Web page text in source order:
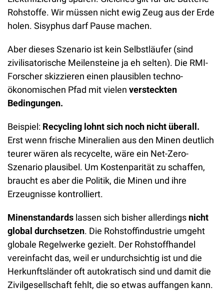
Rohstoffe. Wir müssen nicht ewig Zeug aus der Erde
holen. Sisyphus darf Pause machen.
Aber dieses Szenario ist kein Selbstläufer (sind
zivilisatorische Meilensteine ja eh selten). Die RMI-
Forscher skizzieren einen plausiblen techno-
ökonomischen Pfad mit vielen versteckten
Bedingungen.
Beispiel: Recycling lohnt sich noch nicht überall.
Erst wenn frische Mineralien aus den Minen deutlich
teurer wären als recycelte, wäre ein Net-Zero-
Szenario plausibel. Um Kostenparität zu schaffen,
braucht es aber die Politik, die Minen und ihre
Erzeugnisse kontrolliert.
Minenstandards lassen sich bisher allerdings nicht
global durchsetzen. Die Rohstoffindustrie umgeht
globale Regelwerke gezielt. Der Rohstoffhandel
vereinfacht das, weil er undurchsichtig ist und die
Herkunftsländer oft autokratisch sind und damit die
Zivilgesellschaft fehlt, die so etwas auffangen kann.